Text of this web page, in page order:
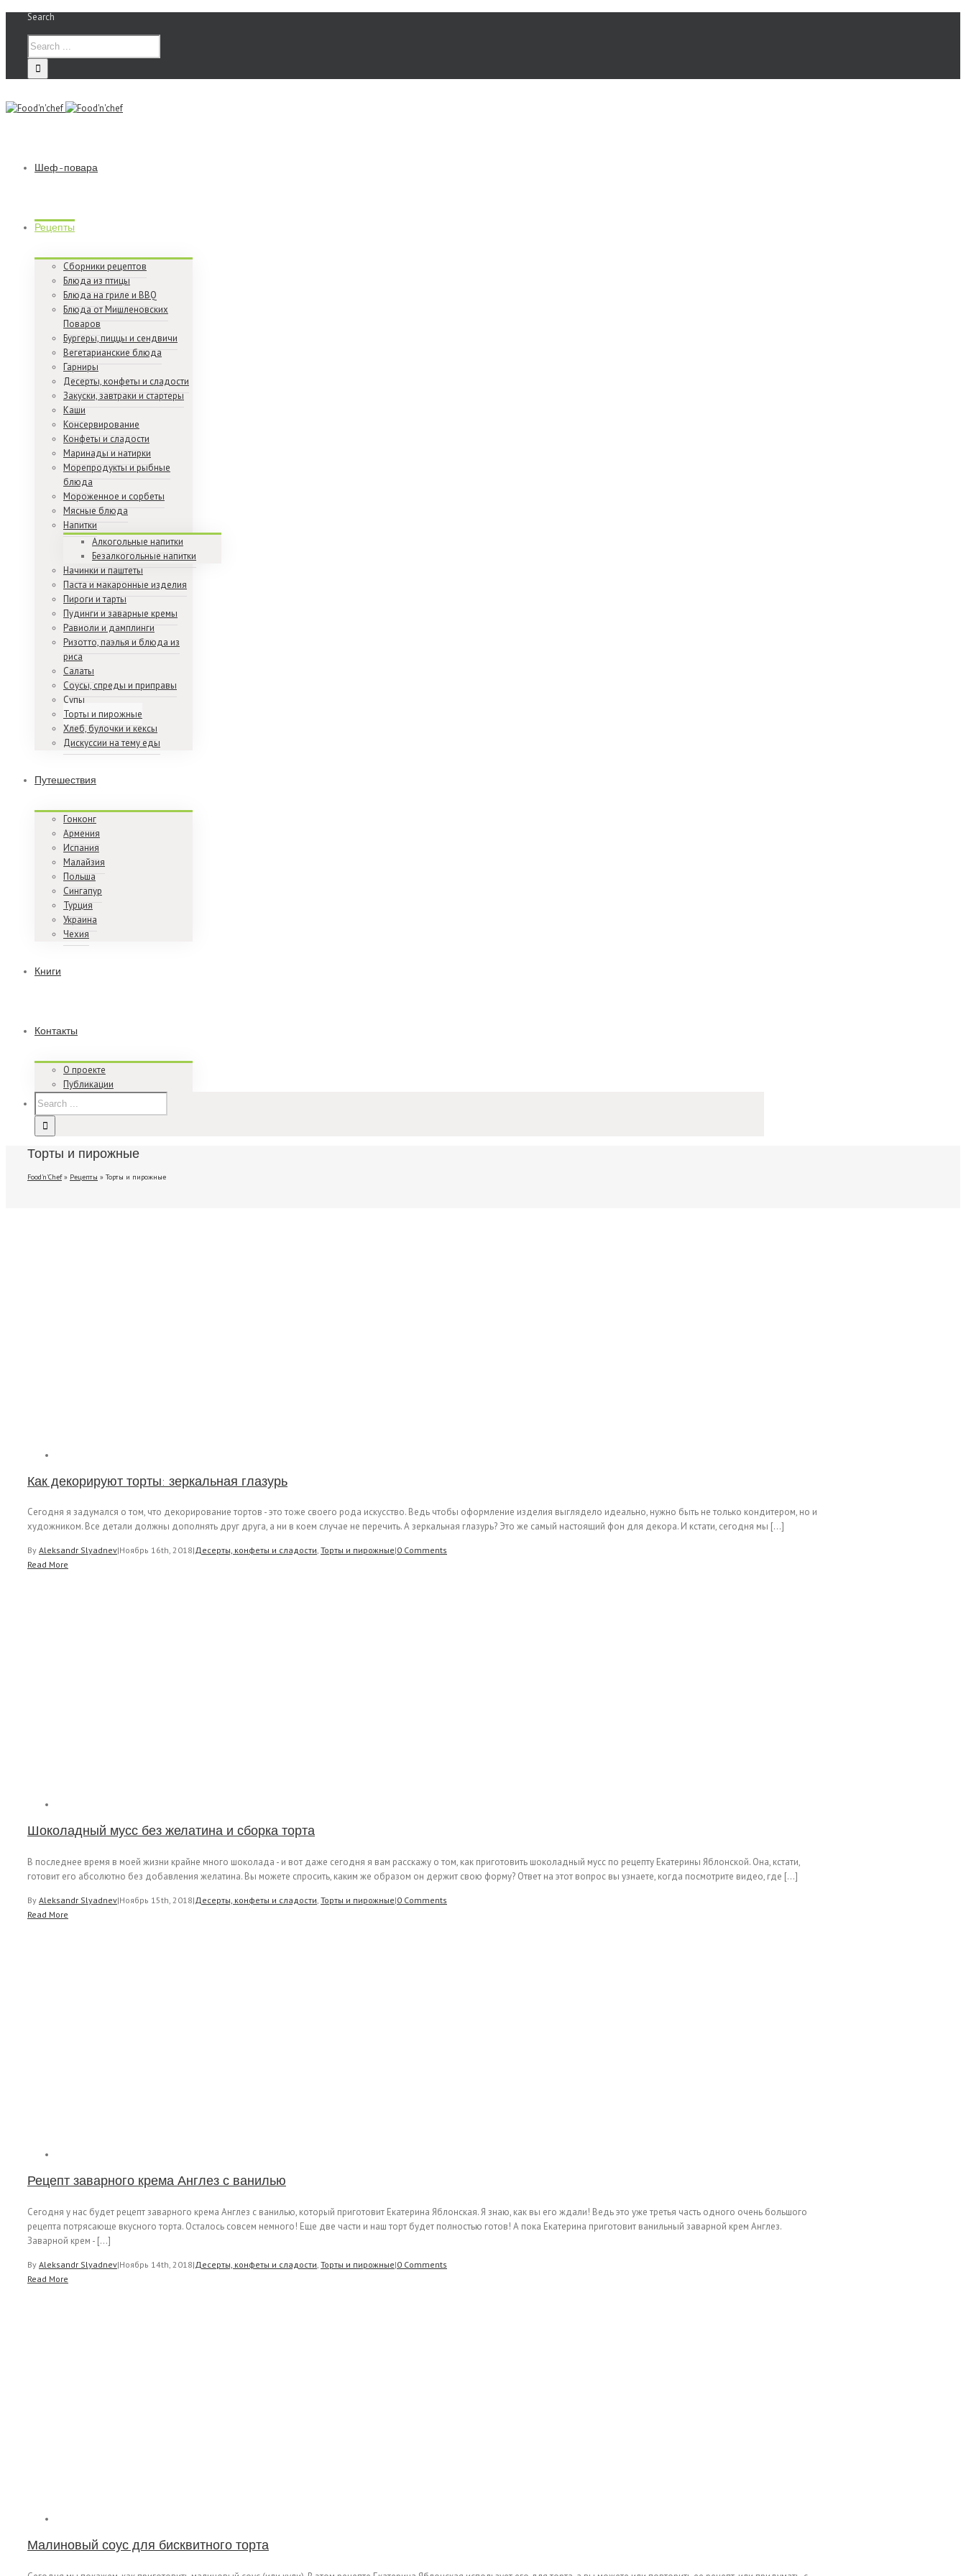
Search
Шеф-повара
Рецепты
Сборники рецептов
Блюда из птицы
Блюда на гриле и BBQ
Блюда от Мишленовских
Поваров
Бургеры, пиццы и сендвичи
Вегетарианские блюда
Гарниры
Десерты, конфеты и сладости
Закуски, завтраки и стартеры
Каши
Консервирование
Конфеты и сладости
Маринады и натирки
Морепродукты и рыбные
блюда
Мороженное и сорбеты
Мясные блюда
Напитки
Алкогольные напитки
Безалкогольные напитки
Начинки и паштеты
Паста и макаронные изделия
Пироги и тарты
Пудинги и заварные кремы
Равиоли и дамплинги
Ризотто, паэлья и блюда из
риса
Салаты
Соусы, спреды и приправы
Супы
Торты и пирожные
Хлеб, булочки и кексы
Дискуссии на тему еды
Путешествия
Гонконг
Армения
Испания
Малайзия
Польша
Сингапур
Турция
Украина
Чехия
Книги
Контакты
О проекте
Публикации
Торты и пирожные
Food'n'Chef» Рецепты » Торты и пирожные
Как декорируют торты: зеркальная глазурь
Сегодня я задумался о том, что декорирование тортов - это тоже своего рода искусство. Ведь чтобы оформление изделия выглядело идеально, нужно быть не только кондитером, но и
художником. Все детали должны дополнять друг друга, а ни в коем случае не перечить. А зеркальная глазурь? Это же самый настоящий фон для декора. И кстати, сегодня мы [...]
By Aleksandr Slyadnev|Ноябрь 16th, 2018|Десерты, конфеты и сладости, Торты и пирожные|0 Comments
Read More
Шоколадный мусс без желатина и сборка торта
В последнее время в моей жизни крайне много шоколада - и вот даже сегодня я вам расскажу о том, как приготовить шоколадный мусс по рецепту Екатерины Яблонской. Она, кстати,
готовит его абсолютно без добавления желатина. Вы можете спросить, каким же образом он держит свою форму? Ответ на этот вопрос вы узнаете, когда посмотрите видео, где [...]
By Aleksandr Slyadnev|Ноябрь 15th, 2018|Десерты, конфеты и сладости, Торты и пирожные|0 Comments
Read More
Рецепт заварного крема Англез с ванилью
Сегодня у нас будет рецепт заварного крема Англез с ванилью, который приготовит Екатерина Яблонская. Я знаю, как вы его ждали! Ведь это уже третья часть одного очень большого
рецепта потрясающе вкусного торта. Осталось совсем немного! Еще две части и наш торт будет полностью готов! А пока Екатерина приготовит ванильный заварной крем Англез.
Заварной крем - [...]
By Aleksandr Slyadnev|Ноябрь 14th, 2018| Десерты, конфеты и сладости Торты и пирожные|0 Comments
Read More
Малиновый соус для бисквитного торта